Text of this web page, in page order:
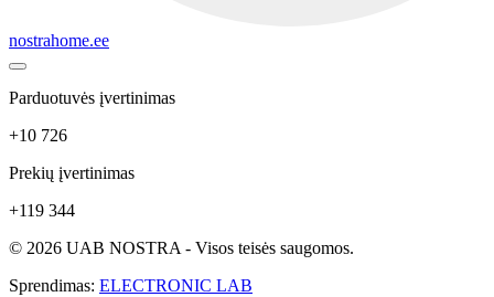
nostrahome.ee
Parduotuvės įvertinimas
+10 726
Prekių įvertinimas
+119 344
© 2026 UAB NOSTRA - Visos teisės saugomos.
Sprendimas: ELECTRONIC LAB